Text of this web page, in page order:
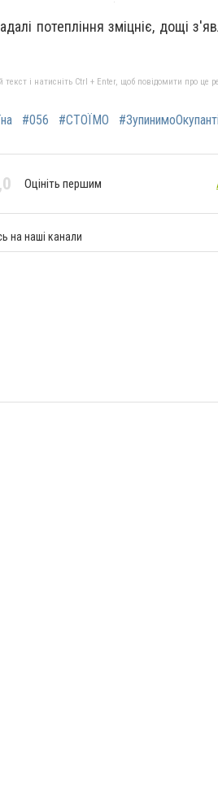
потепління зміцніє, дощі
і натисніть Ctrl + Enter, щоб повідомити про це
#056 #СТОЇМО
Оцініть першим
на наші канали